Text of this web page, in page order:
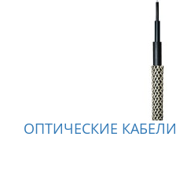
ОПТИЧЕСКИЕ КАБЕЛИ